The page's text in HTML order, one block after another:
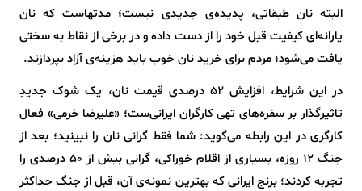
البته نان طبقاتی، پدیده‌ی جدیدی نیست؛ مدتهاست که نان
یارانه‌ای کیفیت قبل خود را از دست داده و در برخی از نقاط به سختی
یافت می‌شود؛ مردم برای خرید نان خوب باید هزینه‌ی آزاد بپردازند.
در این شرایط، افزایش ۵۲ درصدی قیمت نان، یک شوک جدیدِ
تاثیرگذار بر سفره‌های تهی کارگران ایرانی‌ست؛ «علیرضا خرمی» فعال
کارگری در این رابطه می‌گوید: شما فقط گرانی نان را نبینید؛ بعد از
جنگ ۱۲ روزه، بسیاری از اقلام خوراکی، گرانی بیش از ۵۰ درصدی را
تجربه کردند؛ برنج ایرانی که بهترین نمونه‌ی آن، قبل از جنگ حداکثر